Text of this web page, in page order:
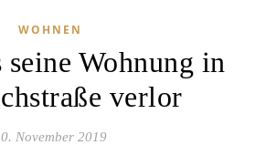
WOHNEN
Wohnung in
verlor
November 2019